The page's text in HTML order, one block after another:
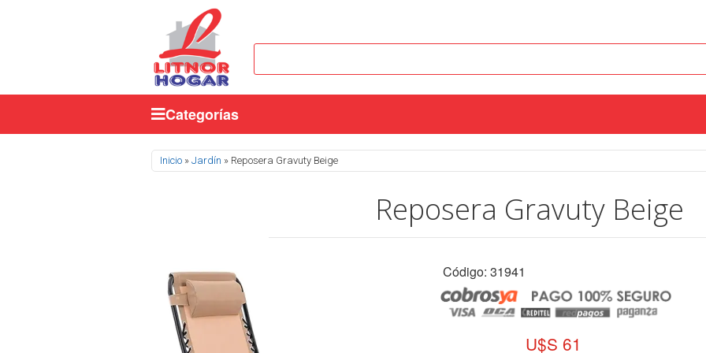
Categorías
Se encuentra usted aquí
Inicio » Jardín » Reposera Gravuty Beige
Reposera Gravuty Beige
Código: 31941
U$S 61